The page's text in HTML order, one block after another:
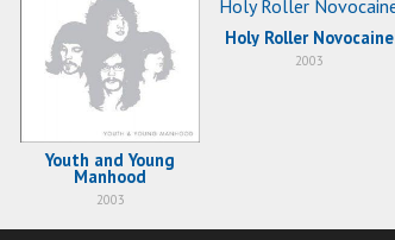
Youth and Young
Manhood
2003
Holy Roller Novocaine
2003